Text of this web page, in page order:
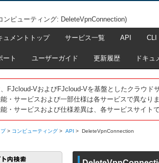
ンピューティング: DeleteVpnConnection)
ュメントトップ サービス一覧 API CLI
ート ユーザーガイド 更新履歴 ドキュ
FJcloud-VおよびFJcloud-Vを基盤としたクラウド
・サービスおよび一部仕様は各サービスで異なり
・サービスおよび仕様差異は、各サービスサイト
> コンピューティング > API > DeleteVpnConnection